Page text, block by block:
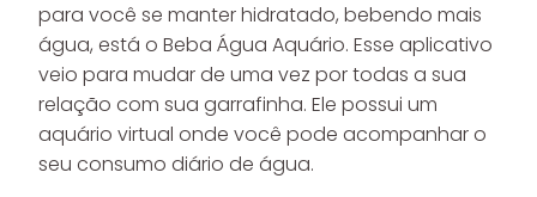
para você se manter hidratado, bebendo mais
água, está o Beba Água Aquário. Esse aplicativo
veio para mudar de uma vez por todas a sua
relação com sua garrafinha. Ele possui um
aquário virtual onde você pode acompanhar o
seu consumo diário de água.